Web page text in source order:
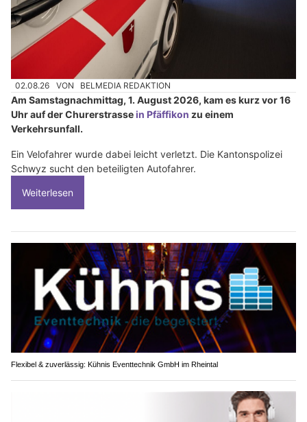
02.08.26 VON BELMEDIA REDAKTION
Am Samstagnachmittag, 1. August 2026, kam es kurz vor 16
Uhr auf der Churerstrassein Pfäffikon zu einem
Verkehrsunfall.
Ein Velofahrer wurde dabei leicht verletzt. Die Kantonspolizei
Schwyz sucht den beteiligten Autofahrer.
Weiterlesen
Flexibel & zuverlässig: Kühnis Eventtechnik GmbH im Rheintal